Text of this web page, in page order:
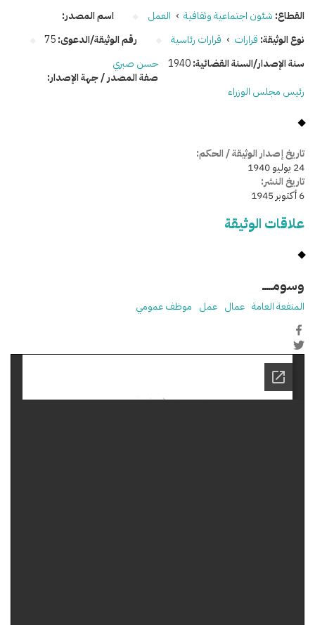
القطاع: شئون اجتماعية وثقافية › العمل
نوع الوثيقة: قرارات › قرارات رئاسية رقم الوثيقة/الدعوى:75
سنة الإصدار/السنة القضائية:1940
اسم المصدر:
حسن صبري
صفة المصدر / جهة الإصدار:
رئيس مجلس الوزراء
تاريخ إصدار الوثيقة / الحكم:
24 يوليو 1940
تاريخ النشر:
6 أكتوبر 1945
علاقات الوثيقة
وسومـــــ
المنفعة العامة عمال عمل موظف عمومي